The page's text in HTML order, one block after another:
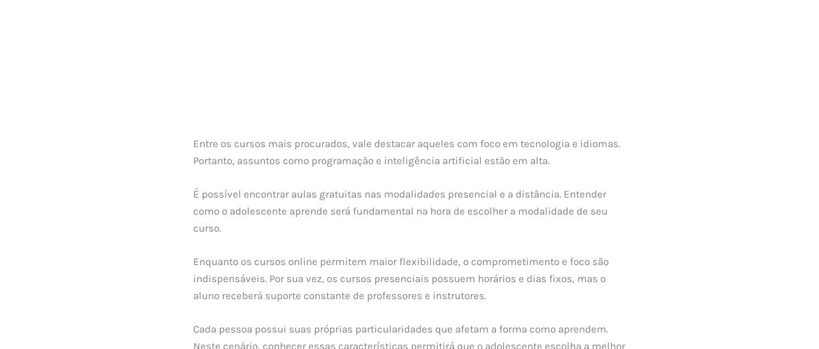
Entre os cursos mais procurados, vale destacar aqueles com foco em tecnologia e idiomas.
Portanto, assuntos como programação e inteligência artificial estão em alta.
É possível encontrar aulas gratuitas nas modalidades presencial e a distância. Entender
como o adolescente aprende será fundamental na hora de escolher a modalidade de seu
curso.
Enquanto os cursos online permitem maior flexibilidade, o comprometimento e foco são
indispensáveis. Por sua vez, os cursos presenciais possuem horários e dias fixos, mas o
aluno receberá suporte constante de professores e instrutores.
Cada pessoa possui suas próprias particularidades que afetam a forma como aprendem.
Neste cenário, conhecer essas características permitirá que o adolescente escolha a melhor